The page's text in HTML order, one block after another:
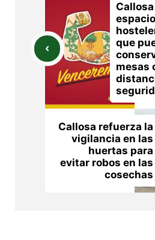
que
mesas
Callosa refuerza la
vigilancia en las
huertas para
evitar robos en las
cosechas